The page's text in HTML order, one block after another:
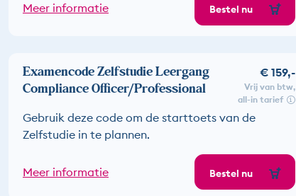
Meer informatie Bestel nu
Examencode Zelfstudie Leergang
Compliance Officer/Professional
€ 159,-
vrij van btw
all-in tarief
Gebruik deze code om de starttoets van de
Zelfstudie in te plannen.
Meer informatie Bestel nu